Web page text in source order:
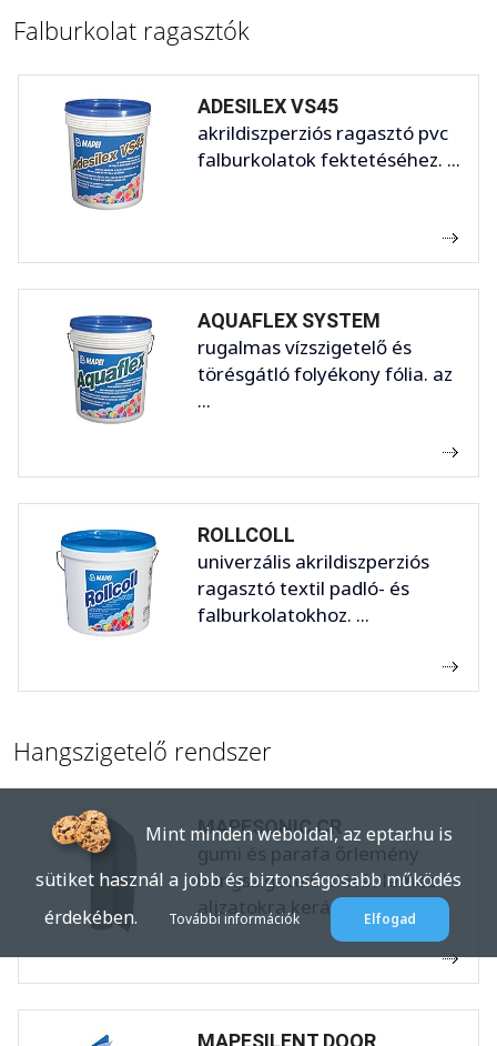
Falburkolat ragasztók
ADESILEX VS45
akrildiszperziós ragasztó pvc
falburkolatok fektetéséhez. ...
AQUAFLEX SYSTEM
rugalmas vízszigetelő és
törésgátló folyékony fólia. az
...
ROLLCOLL
univerzális akrildiszperziós
ragasztó textil padló- és
falburkolatokhoz. ...
Hangszigetelő rendszer
MAPESONIC CR
gumi és parafa őrlemény
hangszigetelő alátét lemez
aljzatokra kerámia, ...
MAPESILENT DOOR
Mint minden weboldal, az eptar.hu is
sütiket használ a jobb és biztonságosabb működés
érdekében.
További információk Elfogad